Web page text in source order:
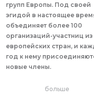
групп Европы. Под своей
эгидой в настоящее
объединяет более 100
организаций-участниц из
европейских стран, и
год к нему
новые члены.
больше